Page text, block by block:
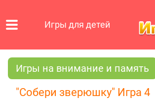
Игры для детей
Игры на внимание и память
"Собери зверюшку" Игра 4